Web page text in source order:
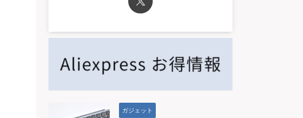
ガジェット